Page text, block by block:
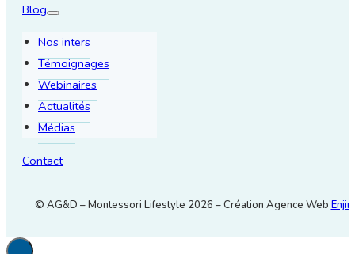
Blog
Nos inters
Témoignages
Webinaires
Actualités
Médias
Contact
© AG&D – Montessori Lifestyle 2026 – Création Agence Web Enjin